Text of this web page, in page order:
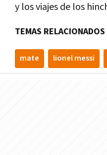
y los viajes de los
TEMAS RELACIONADOS
mate lionel messi